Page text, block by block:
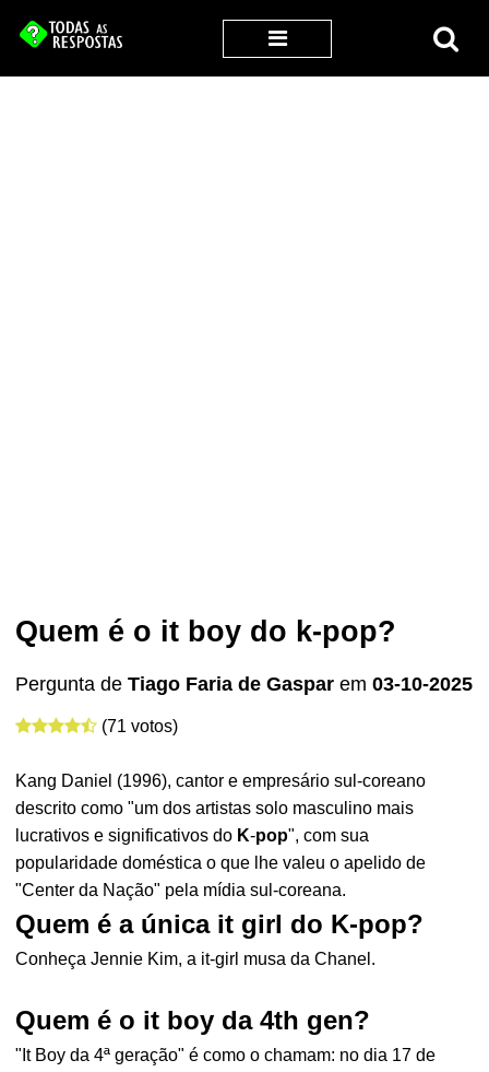
Quem é o it boy do k-pop?
Pergunta deTiago Faria de Gaspar em03-10-2025
(71 votos)
Kang Daniel (1996), cantor e empresário sul-coreano
descrito como "um dos artistas solo masculino mais
lucrativos e significativos do K-pop", com sua
popularidade doméstica o que lhe valeu o apelido de
"Center da Nação" pela mídia sul-coreana.
Quem é a única it girl do K-pop?
Conheça Jennie Kim, a it-girl musa da Chanel.
Quem é o it boy da 4th gen?
"It Boy da 4ª geração" é como o chamam: no dia 17 de